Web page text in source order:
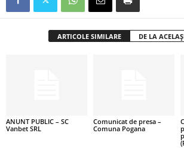
ARTICOLE SIMILARE DE LA
ANUNT PUBLIC – SC
Vanbet SRL
Comunicat de presa –
Comuna Pogana